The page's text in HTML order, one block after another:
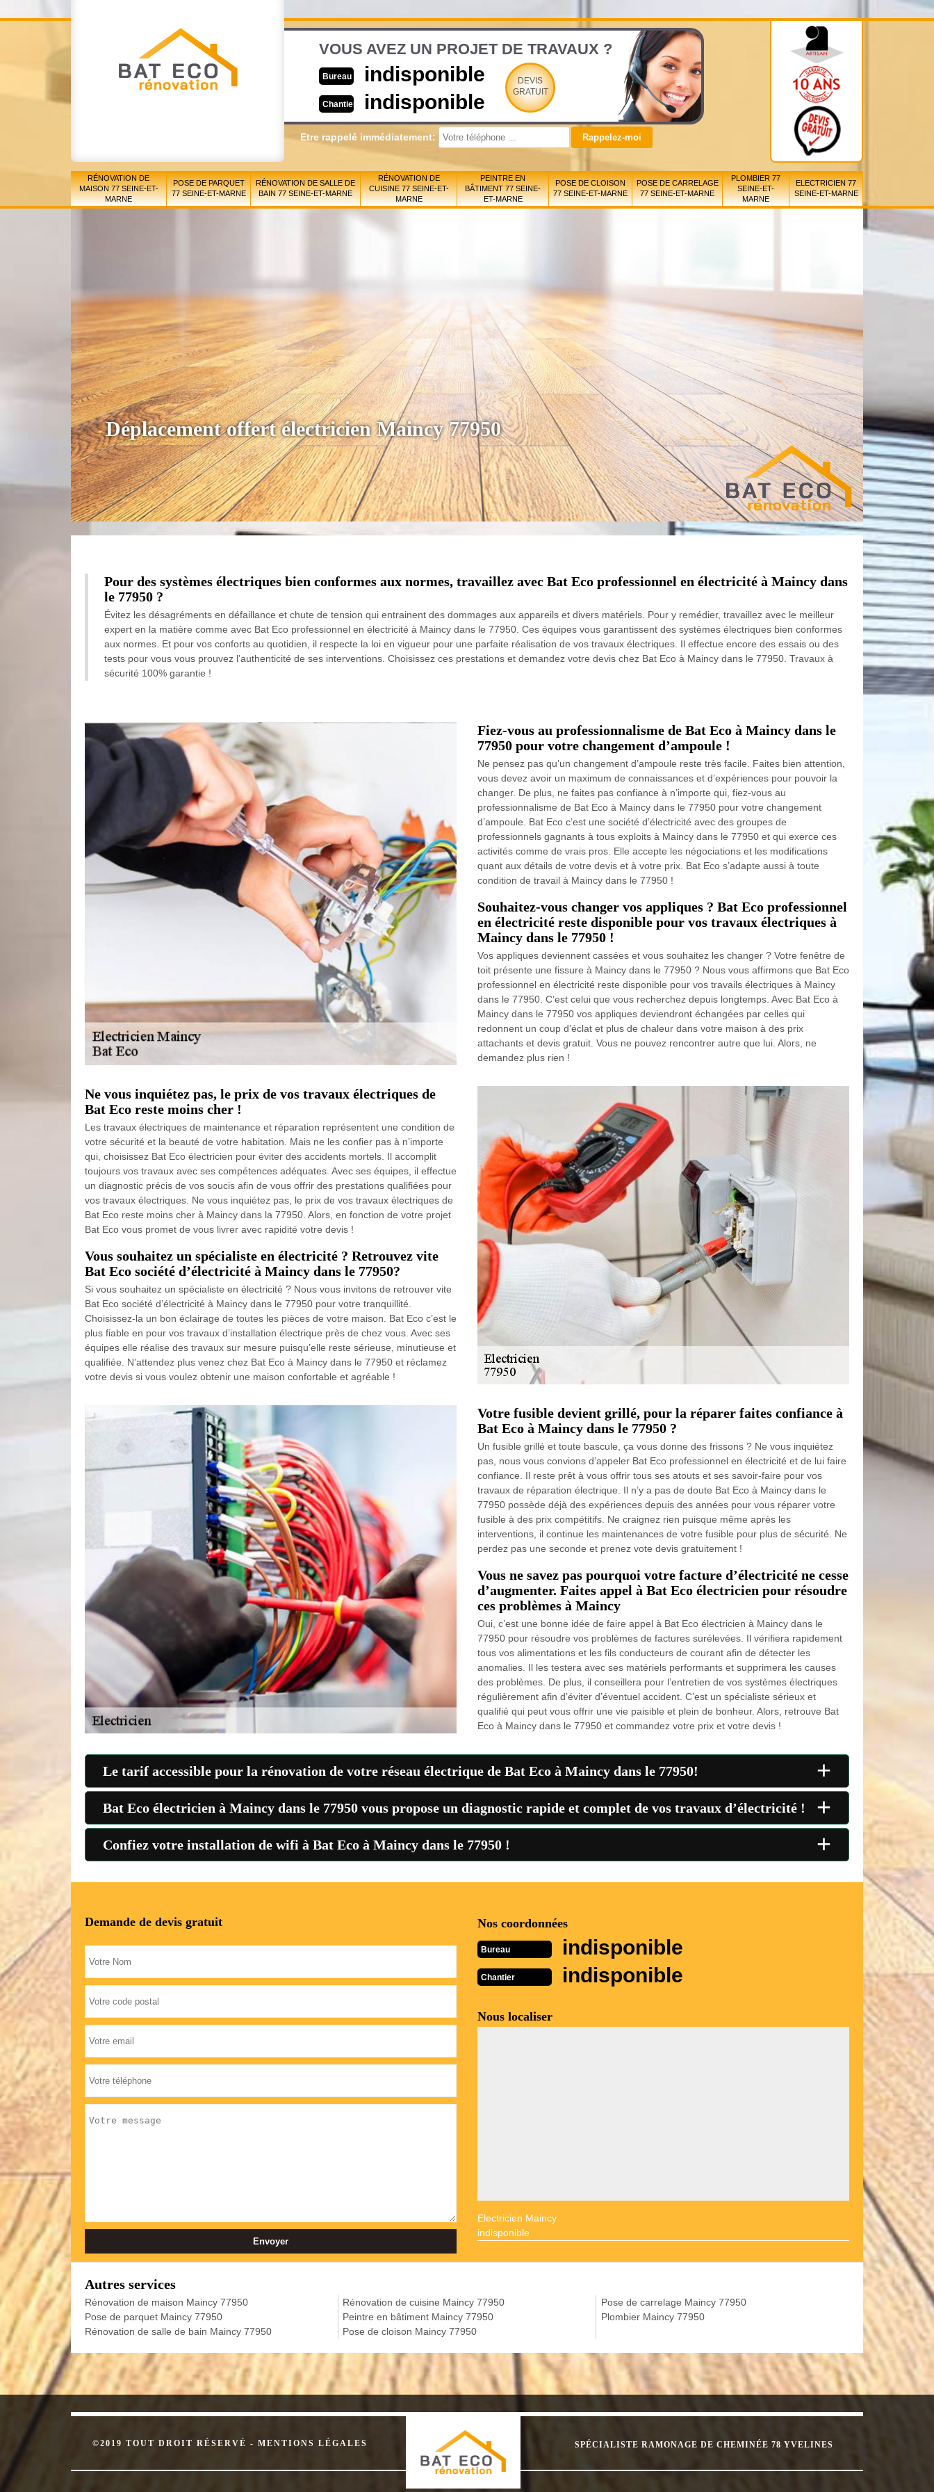
VOUS AVEZ UN PROJET DE TRAVAUX ?
Bureau indisponible
Chantier indisponible
DEVIS
GRATUIT
Etre rappelé immédiatement:
RÉNOVATION DE
MAISON 77 SEINE-ET-
MARNE
POSE DE PARQUET
77 SEINE-ET-MARNE
RÉNOVATION DE SALLE DE
BAIN 77 SEINE-ET-MARNE
RÉNOVATION DE
CUISINE 77 SEINE-ET-
MARNE
PEINTRE EN
BÂTIMENT 77 SEINE-
ET-MARNE
POSE DE CLOISON
77 SEINE-ET-MARNE
POSE DE CARRELAGE
77 SEINE-ET-MARNE
PLOMBIER 77
SEINE-ET-
MARNE
ELECTRICIEN 77
SEINE-ET-MARNE
Déplacement offert électricien Maincy 77950
Pour des systèmes électriques bien conformes aux normes, travaillez avec Bat Eco professionnel en électricité à Maincy dans
le 77950 ?
Évitez les désagréments en défaillance et chute de tension qui entrainent des dommages aux appareils et divers matériels. Pour y remédier, travaillez avec le meilleur
expert en la matière comme avec Bat Eco professionnel en électricité à Maincy dans le 77950. Ces équipes vous garantissent des systèmes électriques bien conformes
aux normes. Et pour vos conforts au quotidien, il respecte la loi en vigueur pour une parfaite réalisation de vos travaux électriques. Il effectue encore des essais ou des
tests pour vous vous prouvez l’authenticité de ses interventions. Choisissez ces prestations et demandez votre devis chez Bat Eco à Maincy dans le 77950. Travaux à
sécurité 100% garantie !
Fiez-vous au professionnalisme de Bat Eco à Maincy dans le
77950 pour votre changement d’ampoule !
Ne pensez pas qu’un changement d’ampoule reste très facile. Faites bien attention,
vous devez avoir un maximum de connaissances et d’expériences pour pouvoir la
changer. De plus, ne faites pas confiance à n’importe qui, fiez-vous au
professionnalisme de Bat Eco à Maincy dans le 77950 pour votre changement
d’ampoule. Bat Eco c’est une société d’électricité avec des groupes de
professionnels gagnants à tous exploits à Maincy dans le 77950 et qui exerce ces
activités comme de vrais pros. Elle accepte les négociations et les modifications
quant aux détails de votre devis et à votre prix. Bat Eco s’adapte aussi à toute
condition de travail à Maincy dans le 77950 !
Souhaitez-vous changer vos appliques ? Bat Eco professionnel
en électricité reste disponible pour vos travaux électriques à
Maincy dans le 77950 !
Vos appliques deviennent cassées et vous souhaitez les changer ? Votre fenêtre de
toit présente une fissure à Maincy dans le 77950 ? Nous vous affirmons que Bat Eco
professionnel en électricité reste disponible pour vos travails électriques à Maincy
dans le 77950. C’est celui que vous recherchez depuis longtemps. Avec Bat Eco à
Maincy dans le 77950 vos appliques deviendront échangées par celles qui
redonnent un coup d’éclat et plus de chaleur dans votre maison à des prix
attachants et devis gratuit. Vous ne pouvez rencontrer autre que lui. Alors, ne
demandez plus rien !
Ne vous inquiétez pas, le prix de vos travaux électriques de
Bat Eco reste moins cher !
Les travaux électriques de maintenance et réparation représentent une condition de
votre sécurité et la beauté de votre habitation. Mais ne les confier pas à n’importe
qui, choisissez Bat Eco électricien pour éviter des accidents mortels. Il accomplit
toujours vos travaux avec ses compétences adéquates. Avec ses équipes, il effectue
un diagnostic précis de vos soucis afin de vous offrir des prestations qualifiées pour
vos travaux électriques. Ne vous inquiétez pas, le prix de vos travaux électriques de
Bat Eco reste moins cher à Maincy dans la 77950. Alors, en fonction de votre projet
Bat Eco vous promet de vous livrer avec rapidité votre devis !
Vous souhaitez un spécialiste en électricité ? Retrouvez vite
Bat Eco société d’électricité à Maincy dans le 77950?
Si vous souhaitez un spécialiste en électricité ? Nous vous invitons de retrouver vite
Bat Eco société d’électricité à Maincy dans le 77950 pour votre tranquillité.
Choisissez-la un bon éclairage de toutes les pièces de votre maison. Bat Eco c’est le
plus fiable en pour vos travaux d’installation électrique près de chez vous. Avec ses
équipes elle réalise des travaux sur mesure puisqu’elle reste sérieuse, minutieuse et
qualifiée. N’attendez plus venez chez Bat Eco à Maincy dans le 77950 et réclamez
votre devis si vous voulez obtenir une maison confortable et agréable !
Votre fusible devient grillé, pour la réparer faites confiance à
Bat Eco à Maincy dans le 77950 ?
Un fusible grillé et toute bascule, ça vous donne des frissons ? Ne vous inquiétez
pas, nous vous convions d’appeler Bat Eco professionnel en électricité et de lui faire
confiance. Il reste prêt à vous offrir tous ses atouts et ses savoir-faire pour vos
travaux de réparation électrique. Il n’y a pas de doute Bat Eco à Maincy dans le
77950 possède déjà des expériences depuis des années pour vous réparer votre
fusible à des prix compétitifs. Ne craignez rien puisque même après les
interventions, il continue les maintenances de votre fusible pour plus de sécurité. Ne
perdez pas une seconde et prenez vote devis gratuitement !
Vous ne savez pas pourquoi votre facture d’électricité ne cesse
d’augmenter. Faites appel à Bat Eco électricien pour résoudre
ces problèmes à Maincy
Oui, c’est une bonne idée de faire appel à Bat Eco électricien à Maincy dans le
77950 pour résoudre vos problèmes de factures surélevées. Il vérifiera rapidement
tous vos alimentations et les fils conducteurs de courant afin de détecter les
anomalies. Il les testera avec ses matériels performants et supprimera les causes
des problèmes. De plus, il conseillera pour l’entretien de vos systèmes électriques
régulièrement afin d’éviter d’éventuel accident. C’est un spécialiste sérieux et
qualifié qui peut vous offrir une vie paisible et plein de bonheur. Alors, retrouve Bat
Eco à Maincy dans le 77950 et commandez votre prix et votre devis !
Le tarif accessible pour la rénovation de votre réseau électrique de Bat Eco à Maincy dans le 77950! +
Bat Eco électricien à Maincy dans le 77950 vous propose un diagnostic rapide et complet de vos travaux d’électricité ! +
Confiez votre installation de wifi à Bat Eco à Maincy dans le 77950 ! +
Demande de devis gratuit Nos coordonnées
Bureau indisponible
Chantier indisponible
Nous localiser
Electricien Maincy
indisponible
Autres services
Rénovation de maison Maincy 77950
Pose de parquet Maincy 77950
Rénovation de salle de bain Maincy 77950
Rénovation de cuisine Maincy 77950
Peintre en bâtiment Maincy 77950
Pose de cloison Maincy 77950
Pose de carrelage Maincy 77950
Plombier Maincy 77950
©2019 TOUT DROIT RÉSERVÉ - MENTIONS LÉGALES SPÉCIALISTE RAMONAGE DE CHEMINÉE 78 YVELINES